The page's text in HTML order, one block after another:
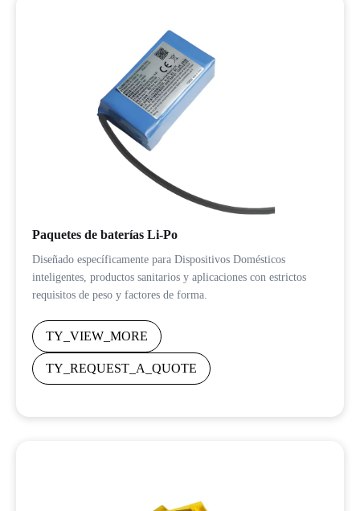
Paquetes de baterías Li-Po
Diseñado específicamente para Dispositivos Domésticos
inteligentes, productos sanitarios y aplicaciones con estrictos
requisitos de peso y factores de forma.
TY_VIEW_MORE
TY_REQUEST_A_QUOTE